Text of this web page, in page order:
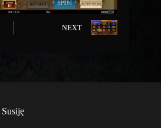
NEXT
Susiję